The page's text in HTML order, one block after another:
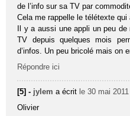
de l’info sur sa TV par
Cela me rappelle le télétexte qui
Il y a aussi une appli un peu
TV depuis quelques mois
d’infos. Un peu bricolé mais on
Répondre ici
[5] - jylem a écrit le 30 mai 2011
Olivier